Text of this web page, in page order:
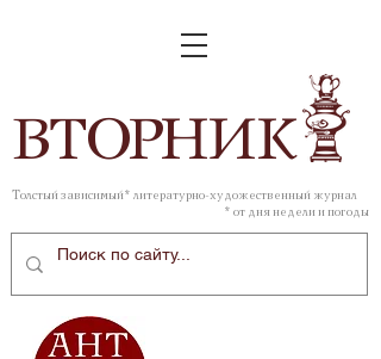
ВТОРНИК
Толстый зависимый* литературно-художественный журнал
* от дня недели и погоды